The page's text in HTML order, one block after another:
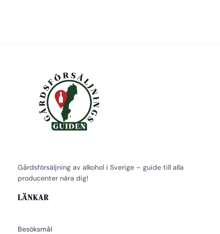
Gårdsförsäljning av alkohol i Sverige – guide till alla
producenter nära dig!
LÄNKAR
Besöksmål